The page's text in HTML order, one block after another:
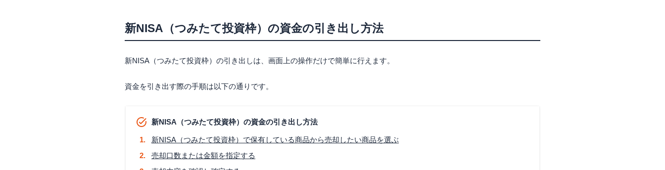
新NISA（つみたて投資枠）の資金の引き出し方法
新NISA（つみたて投資枠）の引き出しは、画面上の操作だけで簡単に行えます。
資金を引き出す際の手順は以下の通りです。
新NISA（つみたて投資枠）の資金の引き出し方法
新NISA（つみたて投資枠）で保有している商品から売却したい商品を選ぶ
売却口数または金額を指定する